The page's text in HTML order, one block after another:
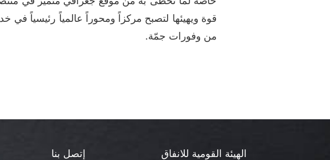
قوة ويهيئها لتصبح مركزاً ومحوراً عالمياً رئيسياً
من وفورات جمّة.
الهيئة القومية للانفاق إتصل بنا